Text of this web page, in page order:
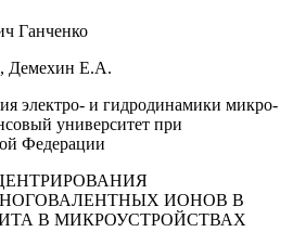
Ганченко
Демехин Е.А.
электро- и гидродинамики микро-
университет при
Федерации